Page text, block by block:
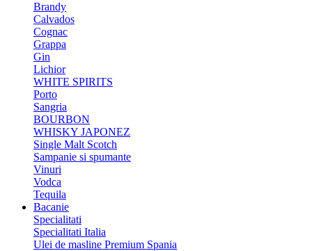
Brandy
Calvados
Cognac
Grappa
Gin
Lichior
WHITE SPIRITS
Porto
Sangria
BOURBON
WHISKY JAPONEZ
Single Malt Scotch
Sampanie si spumante
Vinuri
Vodca
Tequila
Bacanie
Specialitati
Specialitati Italia
Ulei de masline Premium Spania